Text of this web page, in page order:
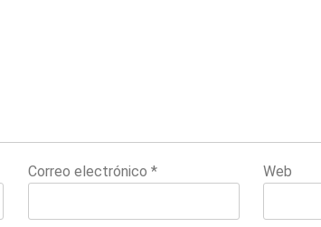
Correo electrónico * Web